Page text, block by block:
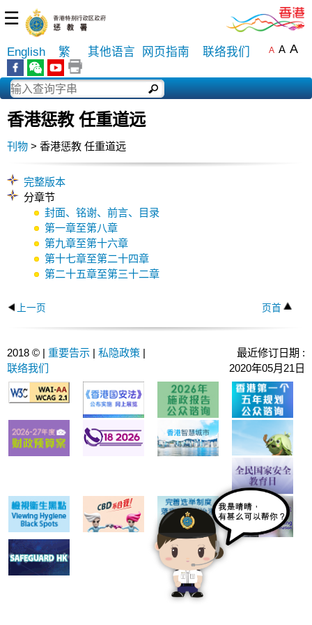
☰
English 繁 其他语言 网页指南 联络我们 A A A
香港惩教 任重道远
刊物 > 香港惩教 任重道远
完整版本
分章节
封面、铭谢、前言、目录
第一章至第八章
第九章至第十六章
第十七章至第二十四章
第二十五章至第三十二章
上一页 页首
2018 © | 重要告示 | 私隐政策 |
联络我们
最近修订日期 :
2020年05月21日